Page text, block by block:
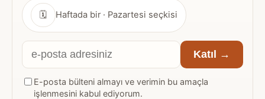
🗓 Haftada bir · Pazartesi seçkisi
E-
posta
adresiniz
Katıl →
E-posta bülteni almayı ve verimin bu amaçla
işlenmesini kabul ediyorum.